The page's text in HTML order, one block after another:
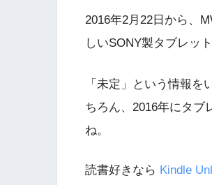
2016年2月22日から、
しいSONY製タブレッ
「未定」という情報
ちろん、2016年にタブ
ね。
読書好きなら Kindle